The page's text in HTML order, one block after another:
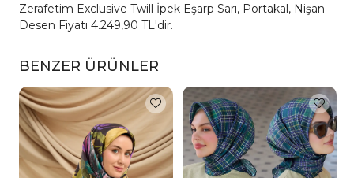
Zerafetim Exclusive Twill İpek Eşarp Sarı, Portakal, Nişan
Desen Fiyatı 4.249,90 TL'dir.
BENZER ÜRÜNLER